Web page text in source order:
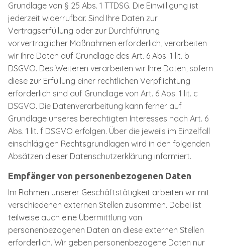
Grundlage von § 25 Abs. 1 TTDSG. Die Einwilligung ist
jederzeit widerrufbar. Sind Ihre Daten zur
Vertragserfüllung oder zur Durchführung
vorvertraglicher Maßnahmen erforderlich, verarbeiten
wir Ihre Daten auf Grundlage des Art. 6 Abs. 1 lit. b
DSGVO. Des Weiteren verarbeiten wir Ihre Daten, sofern
diese zur Erfüllung einer rechtlichen Verpflichtung
erforderlich sind auf Grundlage von Art. 6 Abs. 1 lit. c
DSGVO. Die Datenverarbeitung kann ferner auf
Grundlage unseres berechtigten Interesses nach Art. 6
Abs. 1 lit. f DSGVO erfolgen. Über die jeweils im Einzelfall
einschlägigen Rechtsgrundlagen wird in den folgenden
Absätzen dieser Datenschutzerklärung informiert.
Empfänger von personenbezogenen Daten
Im Rahmen unserer Geschäftstätigkeit arbeiten wir mit
verschiedenen externen Stellen zusammen. Dabei ist
teilweise auch eine Übermittlung von
personenbezogenen Daten an diese externen Stellen
erforderlich. Wir geben personenbezogene Daten nur